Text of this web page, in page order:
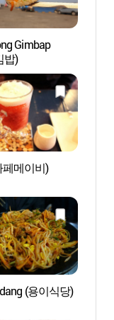
Gimbap
밥)
페메이비)
(용이식당)